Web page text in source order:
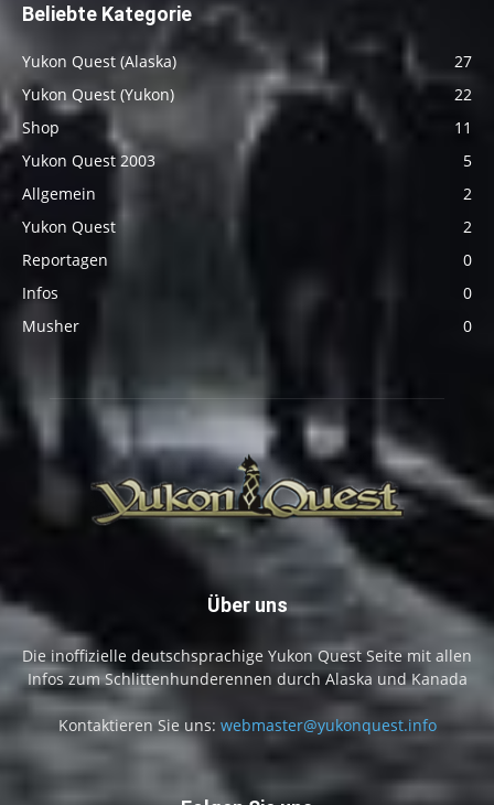
Beliebte Kategorie
Yukon Quest (Alaska)
27
Yukon Quest (Yukon)
22
Shop
11
Yukon Quest 2003
5
Allgemein
2
Yukon Quest
2
Reportagen
0
Infos
0
Musher
0
Über uns
Die inoffizielle deutschsprachige Yukon Quest Seite mit allen
Infos zum Schlittenhunderennen durch Alaska und Kanada
Kontaktieren Sie uns: webmaster@yukonquest.info